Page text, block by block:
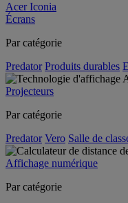
Acer Iconia
Écrans
Par catégorie
Predator Produits durables
Projecteurs
Par catégorie
Predator Vero Salle de
Affichage numérique
Par catégorie